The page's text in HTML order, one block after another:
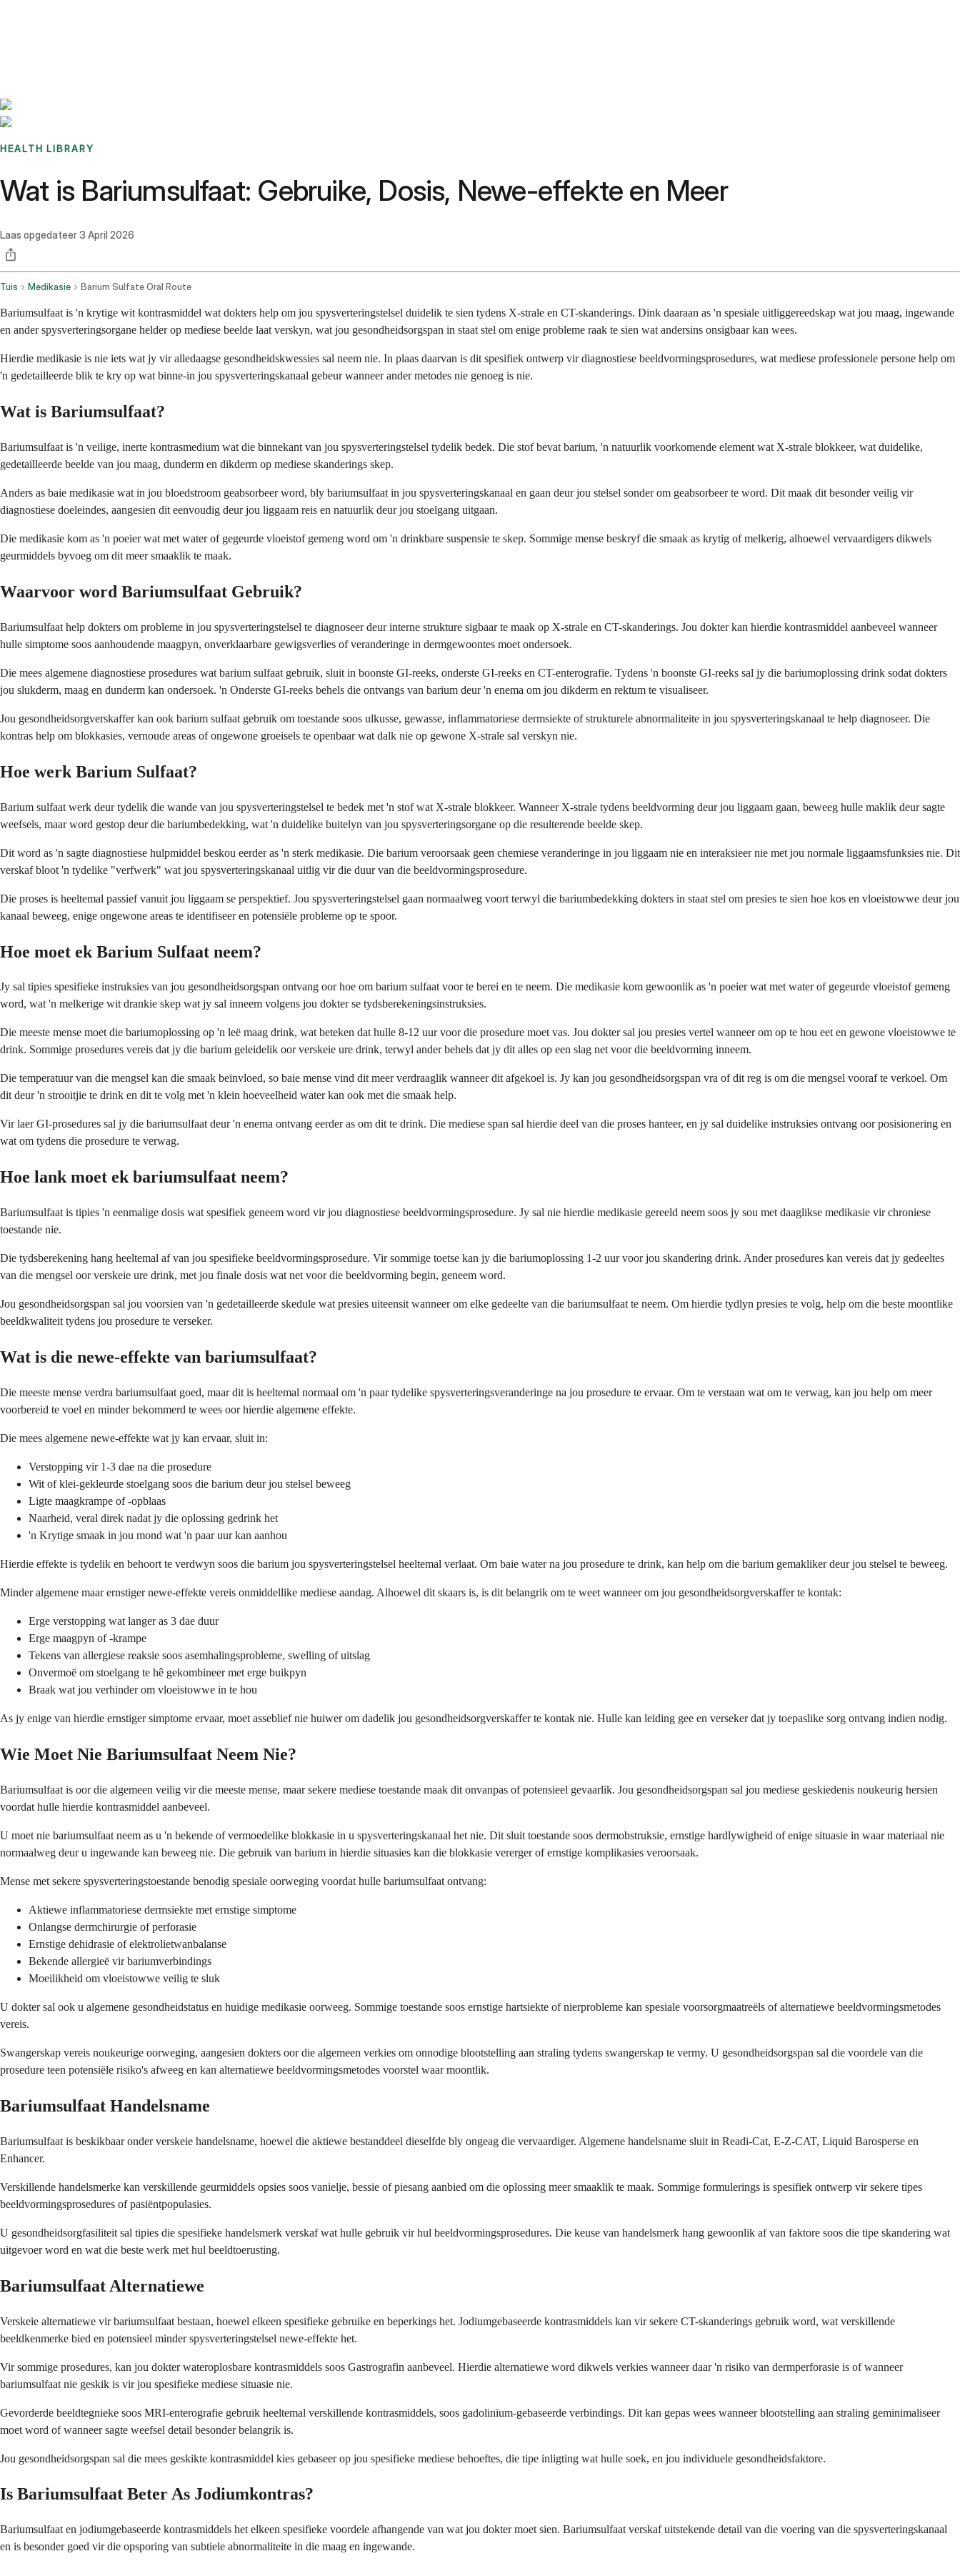
HEALTH LIBRARY
Wat is Bariumsulfaat: Gebruike, Dosis, Newe-effekte en Meer
Laas opgedateer3 April 2026
Tuis Medikasie Barium Sulfate Oral Route
Bariumsulfaat is 'n krytige wit kontrasmiddel wat dokters help om jou spysverteringstelsel duidelik te sien tydens X-strale en CT-skanderings. Dink daaraan as 'n spesiale uitliggereedskap wat jou maag, ingewande
en ander spysverteringsorgane helder op mediese beelde laat verskyn, wat jou gesondheidsorgspan in staat stel om enige probleme raak te sien wat andersins onsigbaar kan wees.
Hierdie medikasie is nie iets wat jy vir alledaagse gesondheidskwessies sal neem nie. In plaas daarvan is dit spesifiek ontwerp vir diagnostiese beeldvormingsprosedures, wat mediese professionele persone help om
'n gedetailleerde blik te kry op wat binne-in jou spysverteringskanaal gebeur wanneer ander metodes nie genoeg is nie.
Wat is Bariumsulfaat?
Bariumsulfaat is 'n veilige, inerte kontrasmedium wat die binnekant van jou spysverteringstelsel tydelik bedek. Die stof bevat barium, 'n natuurlik voorkomende element wat X-strale blokkeer, wat duidelike,
gedetailleerde beelde van jou maag, dunderm en dikderm op mediese skanderings skep.
Anders as baie medikasie wat in jou bloedstroom geabsorbeer word, bly bariumsulfaat in jou spysverteringskanaal en gaan deur jou stelsel sonder om geabsorbeer te word. Dit maak dit besonder veilig vir
diagnostiese doeleindes, aangesien dit eenvoudig deur jou liggaam reis en natuurlik deur jou stoelgang uitgaan.
Die medikasie kom as 'n poeier wat met water of gegeurde vloeistof gemeng word om 'n drinkbare suspensie te skep. Sommige mense beskryf die smaak as krytig of melkerig, alhoewel vervaardigers dikwels
geurmiddels byvoeg om dit meer smaaklik te maak.
Waarvoor word Bariumsulfaat Gebruik?
Bariumsulfaat help dokters om probleme in jou spysverteringstelsel te diagnoseer deur interne strukture sigbaar te maak op X-strale en CT-skanderings. Jou dokter kan hierdie kontrasmiddel aanbeveel wanneer
hulle simptome soos aanhoudende maagpyn, onverklaarbare gewigsverlies of veranderinge in dermgewoontes moet ondersoek.
Die mees algemene diagnostiese prosedures wat barium sulfaat gebruik, sluit in boonste GI-reeks, onderste GI-reeks en CT-enterografie. Tydens 'n boonste GI-reeks sal jy die bariumoplossing drink sodat dokters
jou slukderm, maag en dunderm kan ondersoek. 'n Onderste GI-reeks behels die ontvangs van barium deur 'n enema om jou dikderm en rektum te visualiseer.
Jou gesondheidsorgverskaffer kan ook barium sulfaat gebruik om toestande soos ulkusse, gewasse, inflammatoriese dermsiekte of strukturele abnormaliteite in jou spysverteringskanaal te help diagnoseer. Die
kontras help om blokkasies, vernoude areas of ongewone groeisels te openbaar wat dalk nie op gewone X-strale sal verskyn nie.
Hoe werk Barium Sulfaat?
Barium sulfaat werk deur tydelik die wande van jou spysverteringstelsel te bedek met 'n stof wat X-strale blokkeer. Wanneer X-strale tydens beeldvorming deur jou liggaam gaan, beweeg hulle maklik deur sagte
weefsels, maar word gestop deur die bariumbedekking, wat 'n duidelike buitelyn van jou spysverteringsorgane op die resulterende beelde skep.
Dit word as 'n sagte diagnostiese hulpmiddel beskou eerder as 'n sterk medikasie. Die barium veroorsaak geen chemiese veranderinge in jou liggaam nie en interaksieer nie met jou normale liggaamsfunksies nie. Dit
verskaf bloot 'n tydelike "verfwerk" wat jou spysverteringskanaal uitlig vir die duur van die beeldvormingsprosedure.
Die proses is heeltemal passief vanuit jou liggaam se perspektief. Jou spysverteringstelsel gaan normaalweg voort terwyl die bariumbedekking dokters in staat stel om presies te sien hoe kos en vloeistowwe deur jou
kanaal beweeg, enige ongewone areas te identifiseer en potensiële probleme op te spoor.
Hoe moet ek Barium Sulfaat neem?
Jy sal tipies spesifieke instruksies van jou gesondheidsorgspan ontvang oor hoe om barium sulfaat voor te berei en te neem. Die medikasie kom gewoonlik as 'n poeier wat met water of gegeurde vloeistof gemeng
word, wat 'n melkerige wit drankie skep wat jy sal inneem volgens jou dokter se tydsberekeningsinstruksies.
Die meeste mense moet die bariumoplossing op 'n leë maag drink, wat beteken dat hulle 8-12 uur voor die prosedure moet vas. Jou dokter sal jou presies vertel wanneer om op te hou eet en gewone vloeistowwe te
drink. Sommige prosedures vereis dat jy die barium geleidelik oor verskeie ure drink, terwyl ander behels dat jy dit alles op een slag net voor die beeldvorming inneem.
Die temperatuur van die mengsel kan die smaak beïnvloed, so baie mense vind dit meer verdraaglik wanneer dit afgekoel is. Jy kan jou gesondheidsorgspan vra of dit reg is om die mengsel vooraf te verkoel. Om
dit deur 'n strooitjie te drink en dit te volg met 'n klein hoeveelheid water kan ook met die smaak help.
Vir laer GI-prosedures sal jy die bariumsulfaat deur 'n enema ontvang eerder as om dit te drink. Die mediese span sal hierdie deel van die proses hanteer, en jy sal duidelike instruksies ontvang oor posisionering en
wat om tydens die prosedure te verwag.
Hoe lank moet ek bariumsulfaat neem?
Bariumsulfaat is tipies 'n eenmalige dosis wat spesifiek geneem word vir jou diagnostiese beeldvormingsprosedure. Jy sal nie hierdie medikasie gereeld neem soos jy sou met daaglikse medikasie vir chroniese
toestande nie.
Die tydsberekening hang heeltemal af van jou spesifieke beeldvormingsprosedure. Vir sommige toetse kan jy die bariumoplossing 1-2 uur voor jou skandering drink. Ander prosedures kan vereis dat jy gedeeltes
van die mengsel oor verskeie ure drink, met jou finale dosis wat net voor die beeldvorming begin, geneem word.
Jou gesondheidsorgspan sal jou voorsien van 'n gedetailleerde skedule wat presies uiteensit wanneer om elke gedeelte van die bariumsulfaat te neem. Om hierdie tydlyn presies te volg, help om die beste moontlike
beeldkwaliteit tydens jou prosedure te verseker.
Wat is die newe-effekte van bariumsulfaat?
Die meeste mense verdra bariumsulfaat goed, maar dit is heeltemal normaal om 'n paar tydelike spysverteringsveranderinge na jou prosedure te ervaar. Om te verstaan wat om te verwag, kan jou help om meer
voorbereid te voel en minder bekommerd te wees oor hierdie algemene effekte.
Die mees algemene newe-effekte wat jy kan ervaar, sluit in:
Verstopping vir 1-3 dae na die prosedure
Wit of klei-gekleurde stoelgang soos die barium deur jou stelsel beweeg
Ligte maagkrampe of -opblaas
Naarheid, veral direk nadat jy die oplossing gedrink het
'n Krytige smaak in jou mond wat 'n paar uur kan aanhou
Hierdie effekte is tydelik en behoort te verdwyn soos die barium jou spysverteringstelsel heeltemal verlaat. Om baie water na jou prosedure te drink, kan help om die barium gemakliker deur jou stelsel te beweeg.
Minder algemene maar ernstiger newe-effekte vereis onmiddellike mediese aandag. Alhoewel dit skaars is, is dit belangrik om te weet wanneer om jou gesondheidsorgverskaffer te kontak:
Erge verstopping wat langer as 3 dae duur
Erge maagpyn of -krampe
Tekens van allergiese reaksie soos asemhalingsprobleme, swelling of uitslag
Onvermoë om stoelgang te hê gekombineer met erge buikpyn
Braak wat jou verhinder om vloeistowwe in te hou
As jy enige van hierdie ernstiger simptome ervaar, moet asseblief nie huiwer om dadelik jou gesondheidsorgverskaffer te kontak nie. Hulle kan leiding gee en verseker dat jy toepaslike sorg ontvang indien nodig.
Wie Moet Nie Bariumsulfaat Neem Nie?
Bariumsulfaat is oor die algemeen veilig vir die meeste mense, maar sekere mediese toestande maak dit onvanpas of potensieel gevaarlik. Jou gesondheidsorgspan sal jou mediese geskiedenis noukeurig hersien
voordat hulle hierdie kontrasmiddel aanbeveel.
U moet nie bariumsulfaat neem as u 'n bekende of vermoedelike blokkasie in u spysverteringskanaal het nie. Dit sluit toestande soos dermobstruksie, ernstige hardlywigheid of enige situasie in waar materiaal nie
normaalweg deur u ingewande kan beweeg nie. Die gebruik van barium in hierdie situasies kan die blokkasie vererger of ernstige komplikasies veroorsaak.
Mense met sekere spysverteringstoestande benodig spesiale oorweging voordat hulle bariumsulfaat ontvang:
Aktiewe inflammatoriese dermsiekte met ernstige simptome
Onlangse dermchirurgie of perforasie
Ernstige dehidrasie of elektrolietwanbalanse
Bekende allergieë vir bariumverbindings
Moeilikheid om vloeistowwe veilig te sluk
U dokter sal ook u algemene gesondheidstatus en huidige medikasie oorweeg. Sommige toestande soos ernstige hartsiekte of nierprobleme kan spesiale voorsorgmaatreëls of alternatiewe beeldvormingsmetodes
vereis.
Swangerskap vereis noukeurige oorweging, aangesien dokters oor die algemeen verkies om onnodige blootstelling aan straling tydens swangerskap te vermy. U gesondheidsorgspan sal die voordele van die
prosedure teen potensiële risiko's afweeg en kan alternatiewe beeldvormingsmetodes voorstel waar moontlik.
Bariumsulfaat Handelsname
Bariumsulfaat is beskikbaar onder verskeie handelsname, hoewel die aktiewe bestanddeel dieselfde bly ongeag die vervaardiger. Algemene handelsname sluit in Readi-Cat, E-Z-CAT, Liquid Barosperse en
Enhancer.
Verskillende handelsmerke kan verskillende geurmiddels opsies soos vanielje, bessie of piesang aanbied om die oplossing meer smaaklik te maak. Sommige formulerings is spesifiek ontwerp vir sekere tipes
beeldvormingsprosedures of pasiëntpopulasies.
U gesondheidsorgfasiliteit sal tipies die spesifieke handelsmerk verskaf wat hulle gebruik vir hul beeldvormingsprosedures. Die keuse van handelsmerk hang gewoonlik af van faktore soos die tipe skandering wat
uitgevoer word en wat die beste werk met hul beeldtoerusting.
Bariumsulfaat Alternatiewe
Verskeie alternatiewe vir bariumsulfaat bestaan, hoewel elkeen spesifieke gebruike en beperkings het. Jodiumgebaseerde kontrasmiddels kan vir sekere CT-skanderings gebruik word, wat verskillende
beeldkenmerke bied en potensieel minder spysverteringstelsel newe-effekte het.
Vir sommige prosedures, kan jou dokter wateroplosbare kontrasmiddels soos Gastrografin aanbeveel. Hierdie alternatiewe word dikwels verkies wanneer daar 'n risiko van dermperforasie is of wanneer
bariumsulfaat nie geskik is vir jou spesifieke mediese situasie nie.
Gevorderde beeldtegnieke soos MRI-enterografie gebruik heeltemal verskillende kontrasmiddels, soos gadolinium-gebaseerde verbindings. Dit kan gepas wees wanneer blootstelling aan straling geminimaliseer
moet word of wanneer sagte weefsel detail besonder belangrik is.
Jou gesondheidsorgspan sal die mees geskikte kontrasmiddel kies gebaseer op jou spesifieke mediese behoeftes, die tipe inligting wat hulle soek, en jou individuele gesondheidsfaktore.
Is Bariumsulfaat Beter As Jodiumkontras?
Bariumsulfaat en jodiumgebaseerde kontrasmiddels het elkeen spesifieke voordele afhangende van wat jou dokter moet sien. Bariumsulfaat verskaf uitstekende detail van die voering van die spysverteringskanaal
en is besonder goed vir die opsporing van subtiele abnormaliteite in die maag en ingewande.